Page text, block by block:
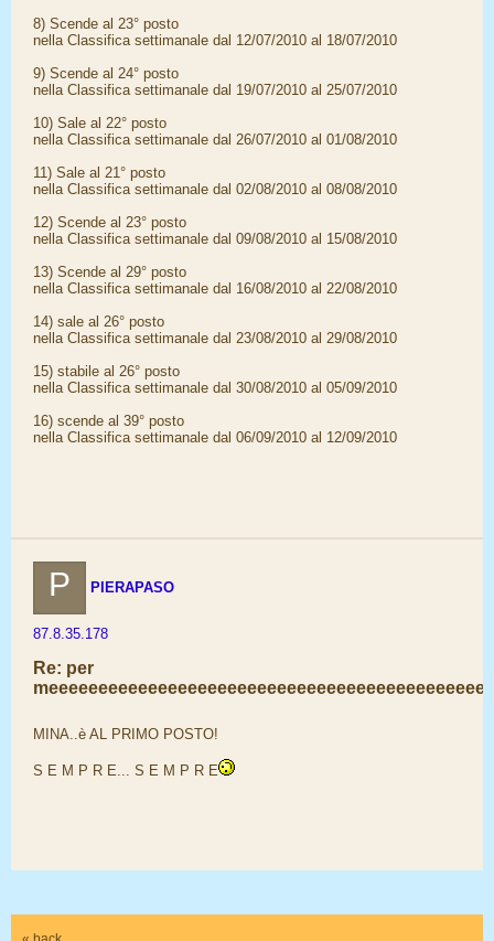
8) Scende al 23° posto
nella Classifica settimanale dal 12/07/2010 al 18/07/2010
9) Scende al 24° posto
nella Classifica settimanale dal 19/07/2010 al 25/07/2010
10) Sale al 22° posto
nella Classifica settimanale dal 26/07/2010 al 01/08/2010
11) Sale al 21° posto
nella Classifica settimanale dal 02/08/2010 al 08/08/2010
12) Scende al 23° posto
nella Classifica settimanale dal 09/08/2010 al 15/08/2010
13) Scende al 29° posto
nella Classifica settimanale dal 16/08/2010 al 22/08/2010
14) sale al 26° posto
nella Classifica settimanale dal 23/08/2010 al 29/08/2010
15) stabile al 26° posto
nella Classifica settimanale dal 30/08/2010 al 05/09/2010
16) scende al 39° posto
nella Classifica settimanale dal 06/09/2010 al 12/09/2010
P PIERAPASO
87.8.35.178
Re: per
MINA..è AL PRIMO POSTO!
S E M P R E... S E M P R E